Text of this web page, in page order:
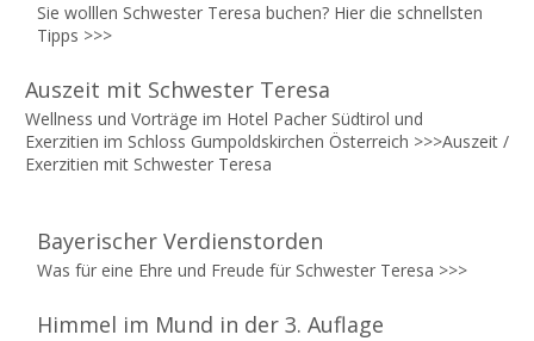
Sie wolllen Schwester Teresa buchen? Hier die schnellsten
Tipps >>>
Auszeit mit Schwester Teresa
Wellness und Vorträge im Hotel Pacher Südtirol und
Exerzitien im Schloss Gumpoldskirchen Österreich >>>Auszeit /
Exerzitien mit Schwester Teresa
Bayerischer Verdienstorden
Was für eine Ehre und Freude für Schwester Teresa >>>
Himmel im Mund in der 3. Auflage